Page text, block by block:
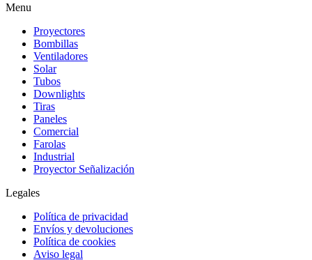
Menu
Proyectores
Bombillas
Ventiladores
Solar
Tubos
Downlights
Tiras
Paneles
Comercial
Farolas
Industrial
Proyector Señalización
Legales
Política de privacidad
Envíos y devoluciones
Política de cookies
Aviso legal